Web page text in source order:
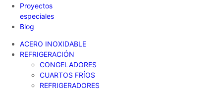
Proyectos
especiales
Blog
ACERO INOXIDABLE
REFRIGERACIÓN
CONGELADORES
CUARTOS FRÍOS
REFRIGERADORES